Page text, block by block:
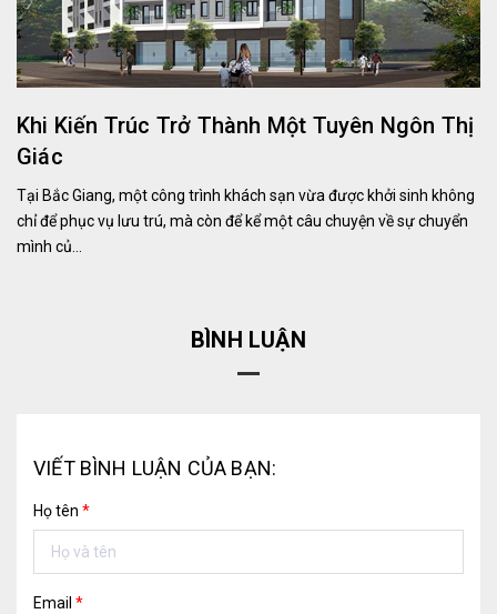
Khi Kiến Trúc Trở Thành Một Tuyên Ngôn Thị
Giác
Tại Bắc Giang, một công trình khách sạn vừa được khởi sinh không
chỉ để phục vụ lưu trú, mà còn để kể một câu chuyện về sự chuyển
mình củ...
BÌNH LUẬN
VIẾT BÌNH LUẬN CỦA BẠN:
Họ tên *
Email *